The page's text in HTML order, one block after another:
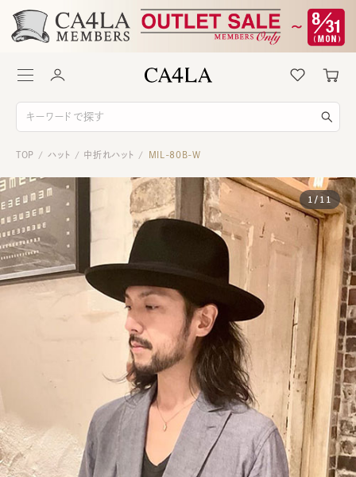
TOP / ハット / 中折れハット / MIL-80B-W
1 / 11